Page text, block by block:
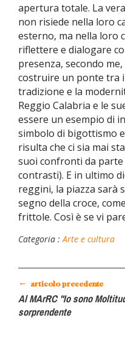
apertura totale. La
non risiede nella loro
esterno, ma nella loro
riflettere e dialogare
presenza, secondo
costruire un ponte tra
tradizione e la
Reggio Calabria e le
essere un esempio di
simbolo di bigottismo
risulta che ci sia mai
suoi confronti da
contrasti). E in ultimo
reggini, la piazza sarà
segno della croce,
frittole. Così è se vi
Categoria :Arte e cultura
← articolo precedente
Al MArRC "Io sono
sorprendente